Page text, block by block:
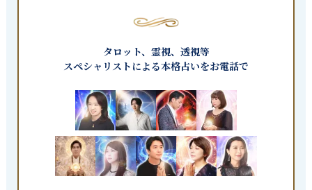
タロット、霊視、透視等
スペシャリストによる本格占いをお電話で